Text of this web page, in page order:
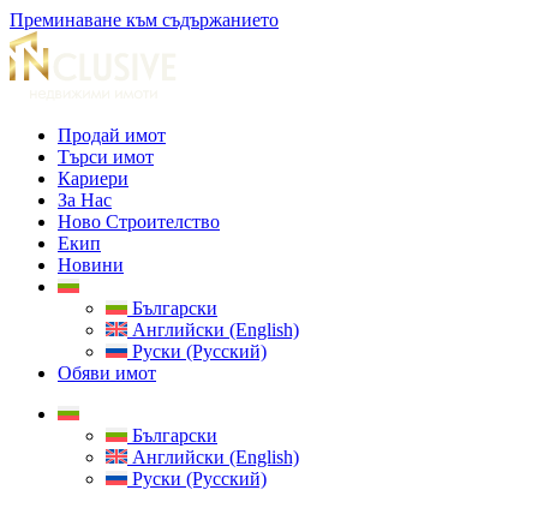
Преминаване към съдържанието
Продай имот
Търси имот
Кариери
За Нас
Ново Строителство
Екип
Новини
Български
Английски (English)
Руски (Русский)
Обяви имот
Български
Английски (English)
Руски (Русский)